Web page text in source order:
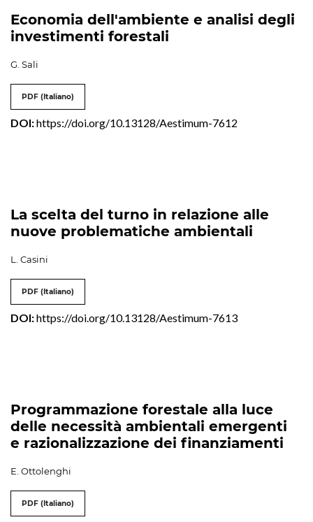
Economia dell'ambiente e analisi degli
investimenti forestali
G. Sali
PDF (Italiano)
DOI:https://doi.org/10.13128/Aestimum-7612
La scelta del turno in relazione alle
nuove problematiche ambientali
L. Casini
PDF (Italiano)
DOI:https://doi.org/10.13128/Aestimum-7613
Programmazione forestale alla luce
delle necessità ambientali emergenti
e razionalizzazione dei finanziamenti
E. Ottolenghi
PDF (Italiano)